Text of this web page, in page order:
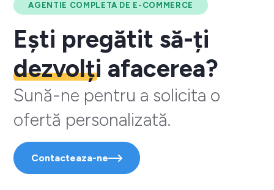
AGENTIE COMPLETA DE E-COMMERCE
Ești pregătit să-ți
dezvolți afacerea?
Sună-ne pentru a solicita o
ofertă personalizată.
Contacteaza-ne